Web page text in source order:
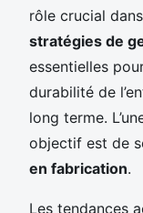
rôle crucial
stratégies de
essentielles
durabilité de
long terme.
objectif est de
en fabrication.
Les tendances